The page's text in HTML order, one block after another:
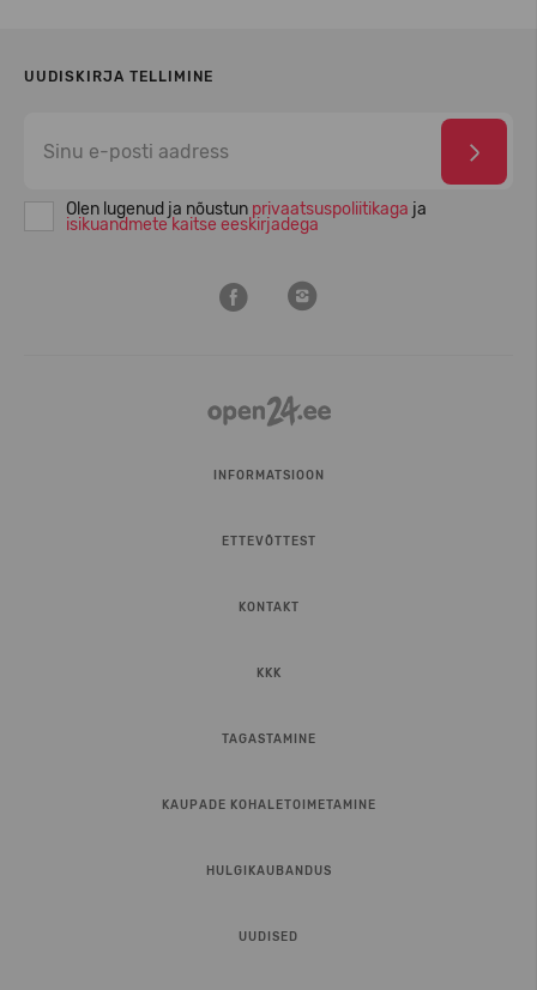
UUDISKIRJA TELLIMINE
Olen lugenud ja nõustun privaatsuspoliitikaga ja
isikuandmete kaitse eeskirjadega
INFORMATSIOON
ETTEVÕTTEST
KONTAKT
KKK
TAGASTAMINE
KAUPADE KOHALETOIMETAMINE
HULGIKAUBANDUS
UUDISED